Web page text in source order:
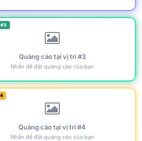
Quảng cáo tại vị trí #3
Nhấn để đặt quảng cáo của bạn
Quảng cáo tại vị trí #4
Nhấn để đặt quảng cáo của bạn